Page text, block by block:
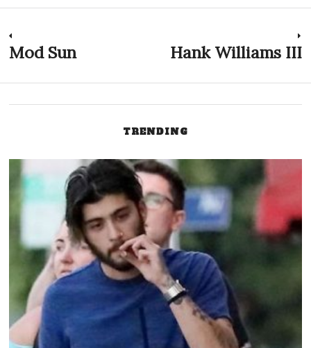
Post
navigation
Previous
Mod Sun Hank Williams III
TRENDING